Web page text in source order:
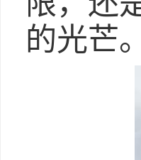
的光芒。